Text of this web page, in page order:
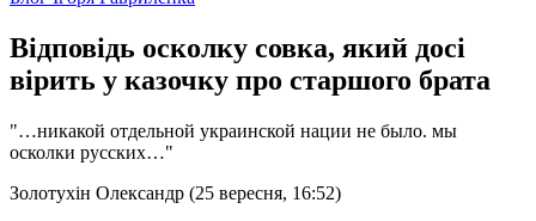
Відповідь осколку совка, який досі
вірить у казочку про старшого брата
"…никакой отдельной украинской нации не было. мы
осколки русских…"
Золотухін Олександр (25 вересня, 16:52)